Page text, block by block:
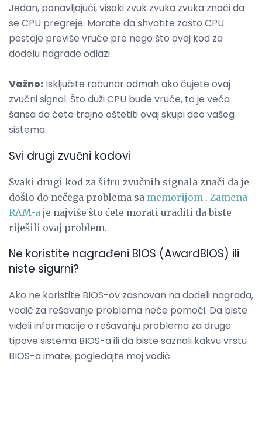
Jedan, ponavljajući, visoki zvuk zvuka zvuka znači da
se CPU pregreje. Morate da shvatite zašto CPU
postaje previše vruće pre nego što ovaj kod za
dodelu nagrade odlazi.
Važno: Isključite računar odmah ako čujete ovaj
zvučni signal. Što duži CPU bude vruće, to je veća
šansa da ćete trajno oštetiti ovaj skupi deo vašeg
sistema.
Svi drugi zvučni kodovi
Svaki drugi kod za šifru zvučnih signala znači da je
došlo do nečega problema sa memorijom . Zamena
RAM-a je najviše što ćete morati uraditi da biste
riješili ovaj problem.
Ne koristite nagrađeni BIOS (AwardBIOS) ili
niste sigurni?
Ako ne koristite BIOS-ov zasnovan na dodeli nagrada,
vodič za rešavanje problema neće pomoći. Da biste
videli informacije o rešavanju problema za druge
tipove sistema BIOS-a ili da biste saznali kakvu vrstu
BIOS-a imate, pogledajte moj vodič